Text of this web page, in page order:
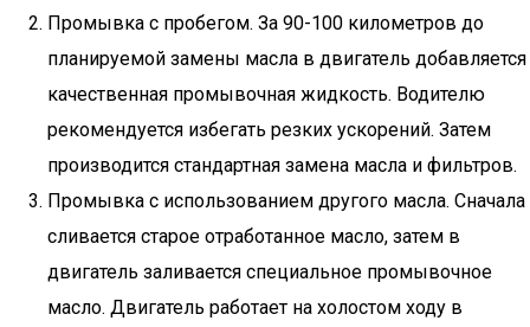
Промывка с пробегом. За 90-100 километров до
планируемой замены масла в двигатель добавляется
качественная промывочная жидкость. Водителю
рекомендуется избегать резких ускорений. Затем
производится стандартная замена масла и фильтров.
Промывка с использованием другого масла. Сначала
сливается старое отработанное масло, затем в
двигатель заливается специальное промывочное
масло. Двигатель работает на холостом ходу в